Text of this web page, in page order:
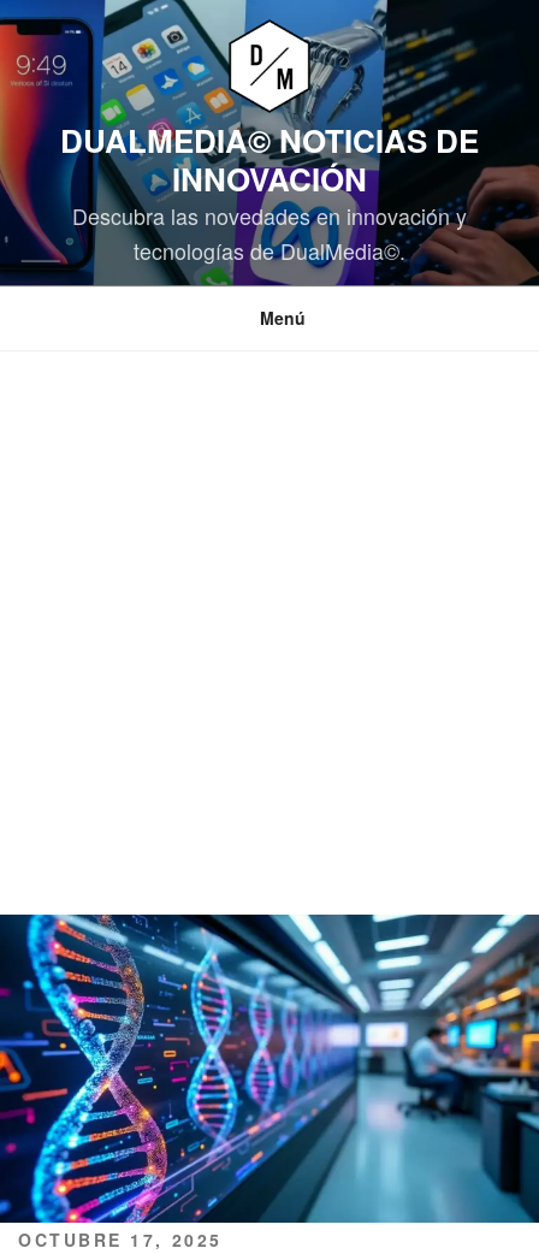
Saltar
contenido
DUALMEDIA© NOTICIAS DE
INNOVACIÓN
Descubra las novedades en innovación y
tecnologías de DualMedia©.
Menú
PUBLICADO
OCTUBRE 17, 2025